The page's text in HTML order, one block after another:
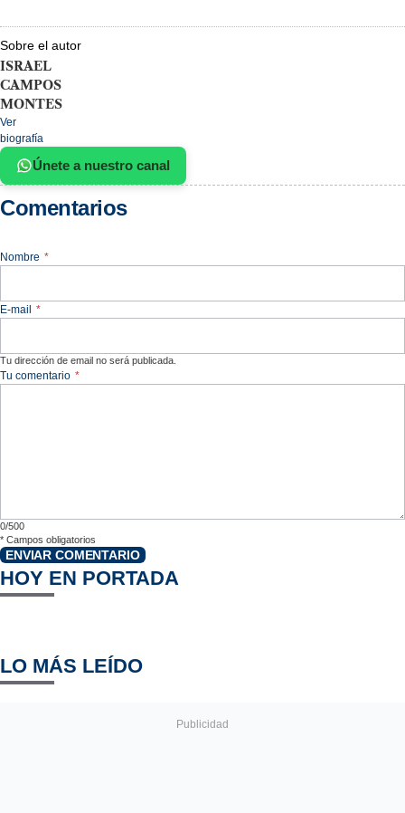
Sobre el autor
ISRAEL
CAMPOS
MONTES
Ver
biografía
Únete a nuestro canal
Comentarios
Nombre *
E-mail *
Tu dirección de email no será publicada.
Tu comentario *
0/500
* Campos obligatorios
ENVIAR COMENTARIO
HOY EN PORTADA
LO MÁS LEÍDO